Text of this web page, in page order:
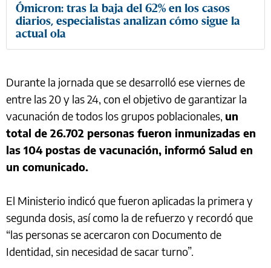
Ómicron: tras la baja del 62% en los casos
diarios, especialistas analizan cómo sigue la
actual ola
Durante la jornada que se desarrolló ese viernes de
entre las 20 y las 24, con el objetivo de garantizar la
vacunación de todos los grupos poblacionales, un
total de 26.702 personas fueron inmunizadas en
las 104 postas de vacunación, informó Salud en
un comunicado.
El Ministerio indicó que fueron aplicadas la primera y
segunda dosis, así como la de refuerzo y recordó que
“las personas se acercaron con Documento de
Identidad, sin necesidad de sacar turno”.